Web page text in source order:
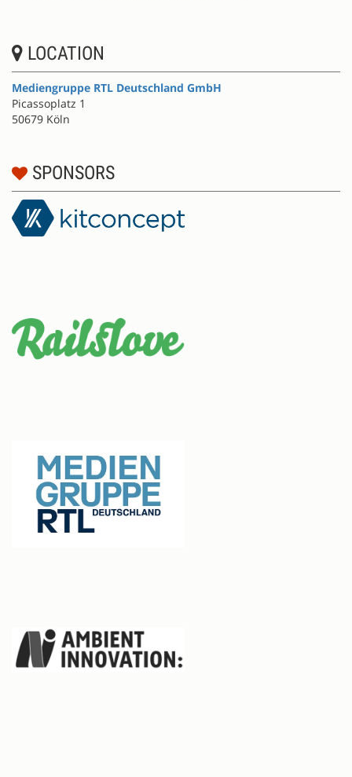
LOCATION
Mediengruppe RTL Deutschland GmbH
Picassoplatz 1
50679 Köln
SPONSORS